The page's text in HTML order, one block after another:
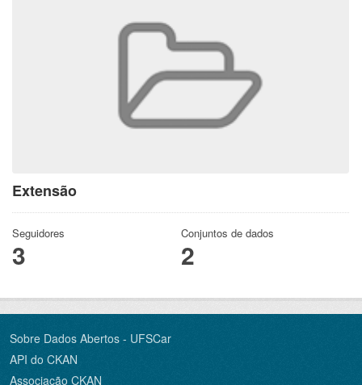
Extensão
Seguidores
3
Conjuntos de dados
2
Sobre Dados Abertos - UFSCar
API do CKAN
Associação CKAN